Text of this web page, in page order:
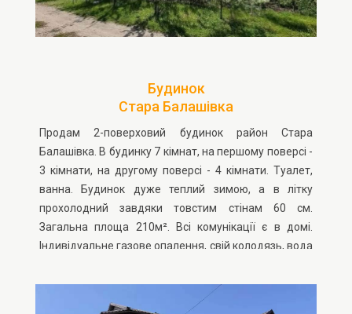
Будинок
Стара Балашівка
Продам 2-поверховий будинок район Стара
Балашівка. В будинку 7 кімнат, на першому поверсі -
3 кімнати, на другому поверсі - 4 кімнати. Туалет,
ванна. Будинок дуже теплий зимою, а в літку
прохолодний завдяки товстим стінам 60 см.
Загальна площа 210м². Всі комунікації є в домі.
Індивідуальне газове опалення, свій колодязь, вода
глибиною. 5 м. Є клодава для інструментів, баня,
зливна яма. Великий сад, 20 соток землі, є літній